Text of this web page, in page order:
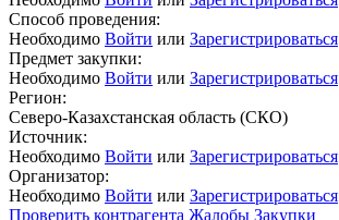
Способ проведения:
Необходимо Войти или Зарегистрироваться
Предмет закупки:
Необходимо Войти или Зарегистрироваться
Регион:
Северо-Казахстанская область (СКО)
Источник:
Необходимо Войти или Зарегистрироваться
Организатор:
Необходимо Войти или Зарегистрироваться
Проверить контрагента Жалобы Закупки